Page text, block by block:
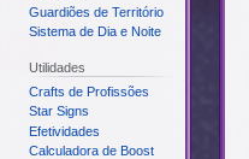
Guardiões de Território
Sistema de Dia e Noite
Utilidades
Crafts de Profissões
Star Signs
Efetividades
Calculadora de Boost